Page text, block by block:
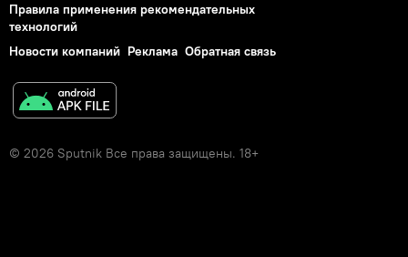
Правила применения рекомендательных
технологий
Новости компаний Реклама Обратная связь
© 2026 Sputnik Все права защищены. 18+